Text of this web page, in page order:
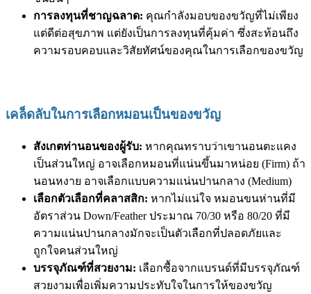
การลงทุนที่ชาญฉลาด: คุณกำลังมอบของขวัญที่ไม่เพียง
แต่ดีต่อสุขภาพ แต่ยังเป็นการลงทุนที่คุ้มค่า ซึ่งสะท้อนถึง
ความรอบคอบและวิสัยทัศน์ของคุณในการเลือกของขวัญ
เคล็ดลับในการเลือกหมอนเป็นของขวัญ
สังเกตท่านอนของผู้รับ: หากคุณทราบว่าเขานอนตะแคง
เป็นส่วนใหญ่ อาจเลือกหมอนที่แน่นขึ้นมาหน่อย (Firm) ถ้า
นอนหงาย อาจเลือกแบบความแน่นปานกลาง (Medium)
เลือกตัวเลือกที่คลาสสิก: หากไม่แน่ใจ หมอนขนห่านที่มี
อัตราส่วน Down/Feather ประมาณ 70/30 หรือ 80/20 ที่มี
ความแน่นปานกลางมักจะเป็นตัวเลือกที่ปลอดภัยและ
ถูกใจคนส่วนใหญ่
บรรจุภัณฑ์ที่สวยงาม: เลือกซื้อจากแบรนด์ที่มีบรรจุภัณฑ์
สวยงามเพื่อเพิ่มความประทับใจในการให้ของขวัญ